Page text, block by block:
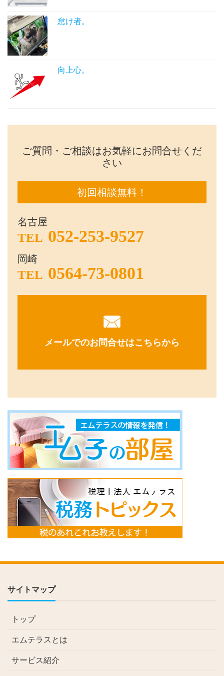
怠け者。
向上心。
ご質問・ご相談はお気軽にお問合せくだ
さい
初回相談無料！
名古屋
TEL 052-253-9527
岡崎
TEL 0564-73-0801
メールでのお問合せはこちらから
サイトマップ
トップ
エムテラスとは
サービス紹介